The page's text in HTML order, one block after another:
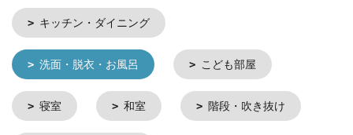
キッチン・ダイニング
洗面・脱衣・お風呂 こども部屋
寝室 和室 階段・吹き抜け